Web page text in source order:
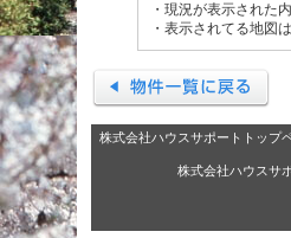
・現況が表示された
・表示されてる地図
株式会社ハウスサポートトップ
株式会社ハウスサ